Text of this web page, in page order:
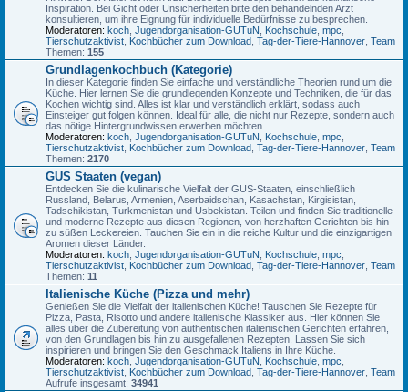
Inspiration. Bei Gicht oder Unsicherheiten bitte den behandelnden Arzt
konsultieren, um ihre Eignung für individuelle Bedürfnisse zu besprechen.
Moderatoren: koch Jugendorganisation-GUTuN Kochschule mpc
Tierschutzaktivist Kochbücher zum Download Tag-der-Tiere-Hannover Team
Themen: 155
Grundlagenkochbuch (Kategorie)
In dieser Kategorie finden Sie einfache und verständliche Theorien rund um die
Küche. Hier lernen Sie die grundlegenden Konzepte und Techniken, die für das
Kochen wichtig sind. Alles ist klar und verständlich erklärt, sodass auch
Einsteiger gut folgen können. Ideal für alle, die nicht nur Rezepte, sondern auch
das nötige Hintergrundwissen erwerben möchten.
Moderatoren: koch Jugendorganisation-GUTuN Kochschule mpc
Tierschutzaktivist Kochbücher zum Download Tag-der-Tiere-Hannover Team
Themen: 2170
GUS Staaten (vegan)
Entdecken Sie die kulinarische Vielfalt der GUS-Staaten, einschließlich
Russland, Belarus, Armenien, Aserbaidschan, Kasachstan, Kirgisistan,
Tadschikistan, Turkmenistan und Usbekistan. Teilen und finden Sie traditionelle
und moderne Rezepte aus diesen Regionen, von herzhaften Gerichten bis hin
zu süßen Leckereien. Tauchen Sie ein in die reiche Kultur und die einzigartigen
Aromen dieser Länder.
Moderatoren: koch Jugendorganisation-GUTuN Kochschule mpc
Tierschutzaktivist Kochbücher zum Download Tag-der-Tiere-Hannover Team
Themen: 11
Italienische Küche (Pizza und mehr)
Genießen Sie die Vielfalt der italienischen Küche! Tauschen Sie Rezepte für
Pizza, Pasta, Risotto und andere italienische Klassiker aus. Hier können Sie
alles über die Zubereitung von authentischen italienischen Gerichten erfahren,
von den Grundlagen bis hin zu ausgefallenen Rezepten. Lassen Sie sich
inspirieren und bringen Sie den Geschmack Italiens in Ihre Küche.
Moderatoren: koch Jugendorganisation-GUTuN Kochschule mpc
Tierschutzaktivist Kochbücher zum Download Tag-der-Tiere-Hannover Team
Aufrufe insgesamt: 34941